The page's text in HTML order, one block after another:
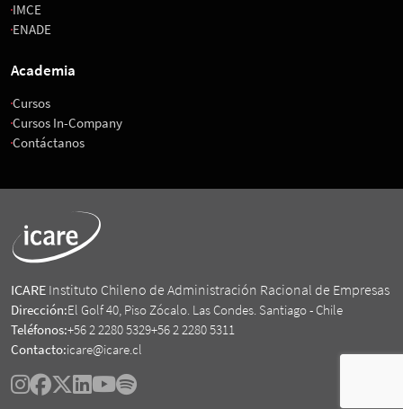
IMCE
ENADE
Academia
Cursos
Cursos In-Company
Contáctanos
ICARE Instituto Chileno de Administración Racional de Empresas
Dirección:El Golf 40, Piso Zócalo. Las Condes. Santiago - Chile
Teléfonos:+56 2 2280 5329+56 2 2280 5311
Contacto:icare@icare.cl